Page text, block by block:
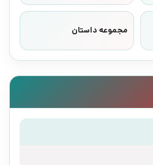
مجموعه داستان